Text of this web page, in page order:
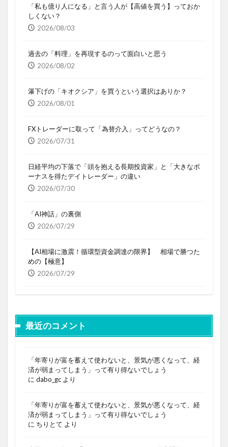
「私も億り人になる」と言う人が【高値を買う】っておか
しくない？
2026/08/03
過去の「料理」を再現するのって面白いと思う
2026/08/02
瀑下げの「キオクシア」を買うという選択はありか？
2026/08/01
FXトレーダーに取って「為替介入」ってどうなの？
2026/07/31
日経平均の下落で「頭を抱える長期投資家」と「大きなボ
ーナスを得たデイトレーダー」の違い
2026/07/30
「AI神話」の裏側
2026/07/29
【AI相場に激震！循環型資金調達の限界】 相場で勝つた
めの【極意】
2026/07/29
最近のコメント
「年寄りが富を蓄えて使わないと、景気が悪くなって、経
済が弱まってしまう」って有り得ないでしょう
に dabo_gc より
「年寄りが富を蓄えて使わないと、景気が悪くなって、経
済が弱まってしまう」って有り得ないでしょう
に ちりとて より